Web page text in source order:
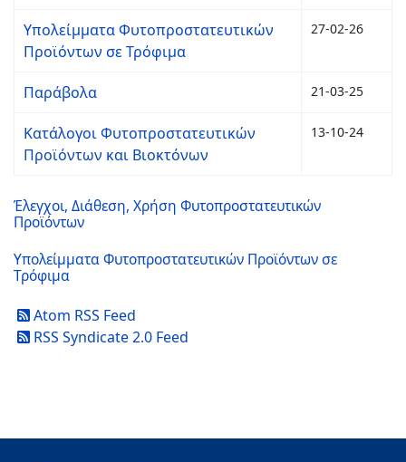
Υπολείμματα Φυτοπροστατευτικών
Προϊόντων σε Τρόφιμα
27-02-26
Παράβολα 21-03-25
Κατάλογοι Φυτοπροστατευτικών
Προϊόντων και Βιοκτόνων
13-10-24
Έλεγχοι, Διάθεση, Χρήση Φυτοπροστατευτικών
Προϊόντων
Υπολείμματα Φυτοπροστατευτικών Προϊόντων σε
Τρόφιμα
Atom RSS Feed
RSS Syndicate 2.0 Feed